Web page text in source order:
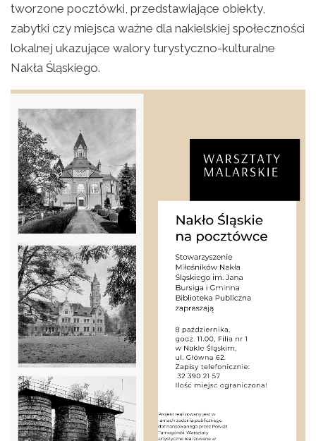
tworzone pocztówki, przedstawiające obiekty,
zabytki czy miejsca ważne dla nakielskiej społeczności
lokalnej ukazujące walory turystyczno-kulturalne
Nakła Śląskiego.